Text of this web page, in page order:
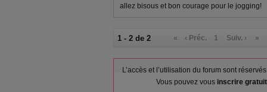
allez bisous et bon courage pour le jogging!
1 - 2 de 2 « ‹ Préc. 1 Suiv. › »
L’accès et l’utilisation du forum sont
Vous pouvez vous inscrire